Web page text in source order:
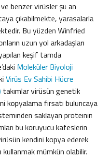
benzer virüsler şu an
çıkabilmekte, yarasalarla
Bu yüzden Winfried
uzun yol arkadaşları
keşif tamda
Moleküler Biyoloji
Virüs Ev Sahibi Hücre
takımlar virüsün genetik
kopyalama fırsatı buluncaya
saklayan proteinin
bu koruyucu kafeslerin
kendini kopya ederek
kullanmak mümkün olabilir.